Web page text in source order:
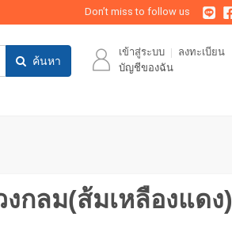
Don’t miss to follow us
ค้นหา
เข้าสู่ระบบ
ลงทะเบียน
บัญชีของฉัน
กลม(ส้มเหลืองแดง)